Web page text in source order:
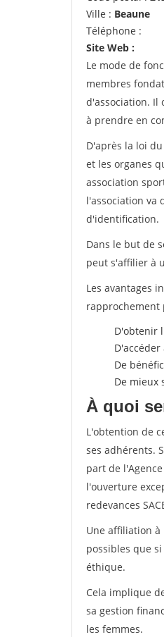
Ville : Beaune
Téléphone :
Site Web :
Le mode de
membres
d'association. Il
à prendre en
D'après la loi
et les organes
association
l'association va
d'identification.
Dans le but de
peut s'affilier à
Les avantages
rapprochement
D'obtenir
De
De mieux
À quoi
L'obtention de
ses adhérents.
part de
l'ouverture
redevances
Une affiliation
possibles que
éthique.
Cela implique
sa gestion
les femmes.